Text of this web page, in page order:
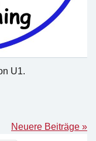
U1.
Neuere Beiträge »